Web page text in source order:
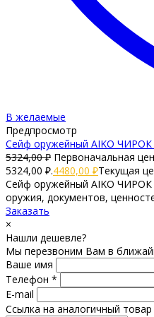
В желаемые
Предпросмотр
Сейф оружейный AIKO
5324,00₽ Первоначальная
5324,00 ₽.4480,00 ₽Текущая
Сейф оружейный AIKO
оружия, документов,
Заказать
×
Нашли дешевле?
Мы перезвоним Вам в
Ваше имя
Телефон *
E-mail
Ссылка на аналогичный товар